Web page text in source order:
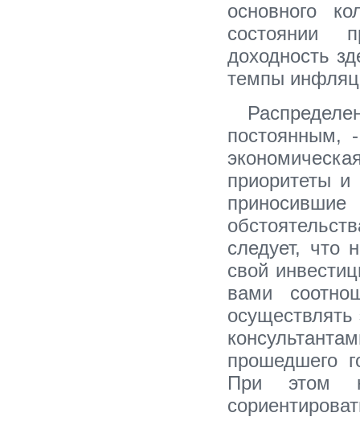
основного
состоянии
доходность
темпы
постоянным,
приоритеты
следует, что
свой
вами
прошедшего
При этом